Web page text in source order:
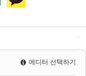
에디터 선택하기